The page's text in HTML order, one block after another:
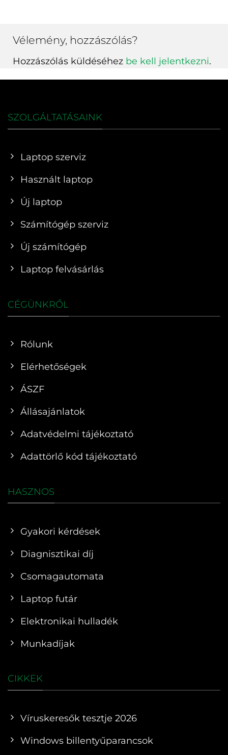
Vélemény, hozzászólás?
Hozzászólás küldéséhez be kell jelentkezni.
SZOLGÁLTATÁSAINK
Laptop szerviz
Használt laptop
Új laptop
Számítógép szerviz
Új számítógép
Laptop felvásárlás
CÉGÜNKRŐL
Rólunk
Elérhetőségek
ÁSZF
Állásajánlatok
Adatvédelmi tájékoztató
Adattörlő kód tájékoztató
HASZNOS
Gyakori kérdések
Diagnisztikai díj
Csomagautomata
Laptop futár
Elektronikai hulladék
Munkadíjak
CIKKEK
Víruskeresők tesztje 2026
Windows billentyűparancsok